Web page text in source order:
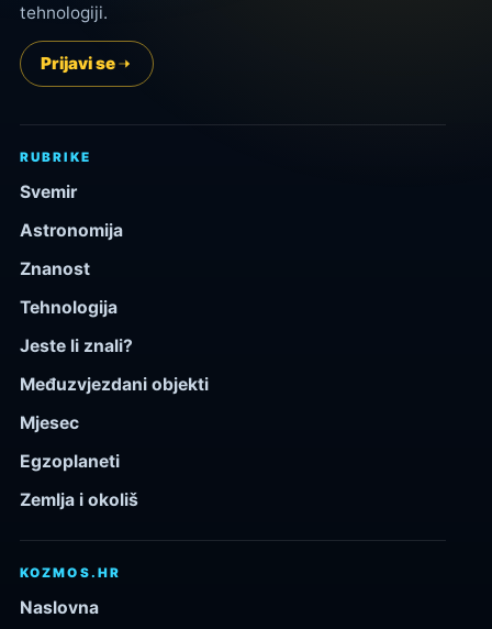
tehnologiji.
Prijavi se
RUBRIKE
Svemir
Astronomija
Znanost
Tehnologija
Jeste li znali?
Međuzvjezdani objekti
Mjesec
Egzoplaneti
Zemlja i okoliš
KOZMOS.HR
Naslovna